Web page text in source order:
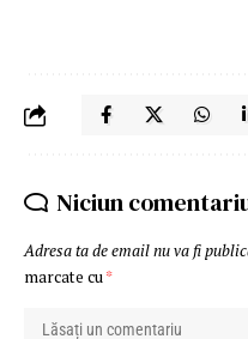
Niciun
Adresa ta de email nu va fi
marcate cu*